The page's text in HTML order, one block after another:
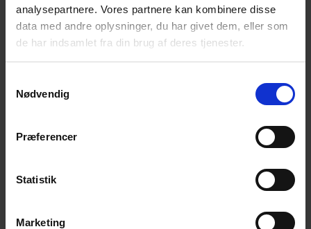
analysepartnere. Vores partnere kan kombinere disse
data med andre oplysninger, du har givet dem, eller som
de har indsamlet fra din brug af deres tjenester.
Nødvendig
Præferencer
Statistik
Marketing
Få magiske nyheder om bøger, malebøger og
inspiration direkte i din indbakke.